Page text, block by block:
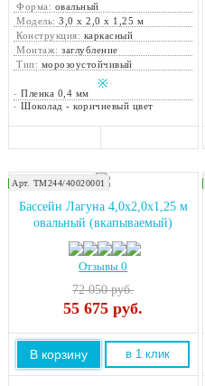
Форма: овальный
Модель:3,0 х 2,0 х 1,25 м
Конструкция: каркасный
Монтаж:заглубление
Тип: морозоустойчивый
※
-Пленка 0,4 мм
-Шоколад - коричневый цвет
Закажите монтаж!
Арт. ТМ244/40020001
Бассейн Лагуна 4,0х2,0х1,25 м
овальный (вкапываемый)
Отзывы 0
72 050 руб.
55 675 руб.
В корзину в 1 клик